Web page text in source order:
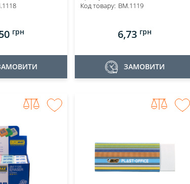
грн
Код товару: BM.1119
6,73 грн
ЗАМОВИТИ